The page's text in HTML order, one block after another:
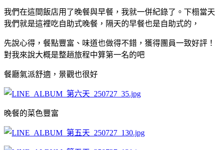
我們在這間飯店用了晚餐與早餐，我就一併紀錄了。下榻當天
我們就是這裡吃自助式晚餐，隔天的早餐也是自助式的，
先說心得，餐點豐富、味道也做得不錯，獲得團員一致好評！
對我來說大概是整趟旅程中算第一名的吧
餐廳氣派舒適，景觀也很好
晚餐的菜色豐富